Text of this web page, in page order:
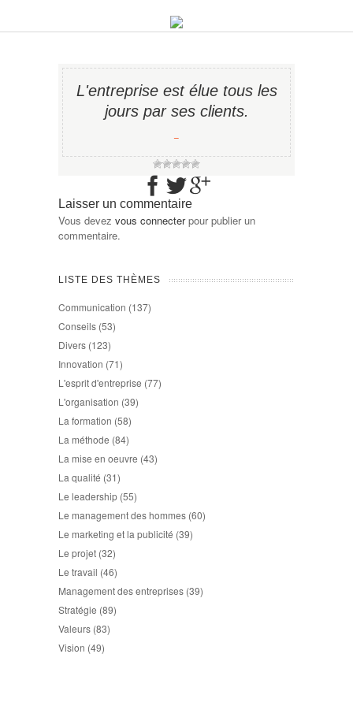
L'entreprise est élue tous les
jours par ses clients.
−
Laisser un commentaire
Vous devez vous connecterpour publier un
commentaire.
LISTE DES THÈMES
Communication (137)
Conseils (53)
Divers (123)
Innovation (71)
L'esprit d'entreprise (77)
L'organisation (39)
La formation (58)
La méthode (84)
La mise en oeuvre (43)
La qualité (31)
Le leadership (55)
Le management des hommes (60)
Le marketing et la publicité (39)
Le projet (32)
Le travail (46)
Management des entreprises (39)
Stratégie (89)
Valeurs (83)
Vision (49)